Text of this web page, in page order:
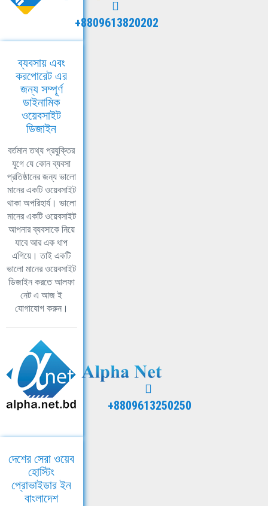
+8809613820202
ব্যবসায় এবং
করপোরেট এর
জন্য সম্পূর্ণ
ডাইনামিক
ওয়েবসাইট
ডিজাইন
বর্তমান তথ্য প্রযুক্তির
যুগে যে কোন ব্যবসা
প্রতিষ্ঠানের জন্য ভালো
মানের একটি ওয়েবসাইট
থাকা অপরিহার্য। ভালো
মানের একটি ওয়েবসাইট
আপনার ব্যবসাকে নিয়ে
যাবে আর এক ধাপ
এগিয়ে। তাই একটি
ভালো মানের ওয়েবসাইট
ডিজাইন করতে আলফা
নেট এ আজ ই
যোগাযোগ করুন।
+8809613250250
দেশের সেরা ওয়েব
হোস্টিং
প্রোভাইডার ইন
বাংলাদেশ